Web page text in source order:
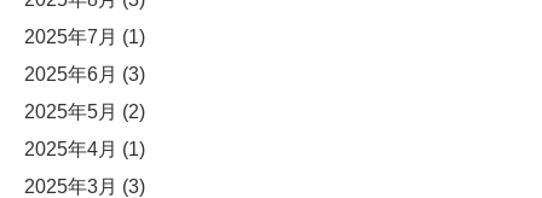
2025年7月 (1)
2025年6月 (3)
2025年5月 (2)
2025年4月 (1)
2025年3月 (3)